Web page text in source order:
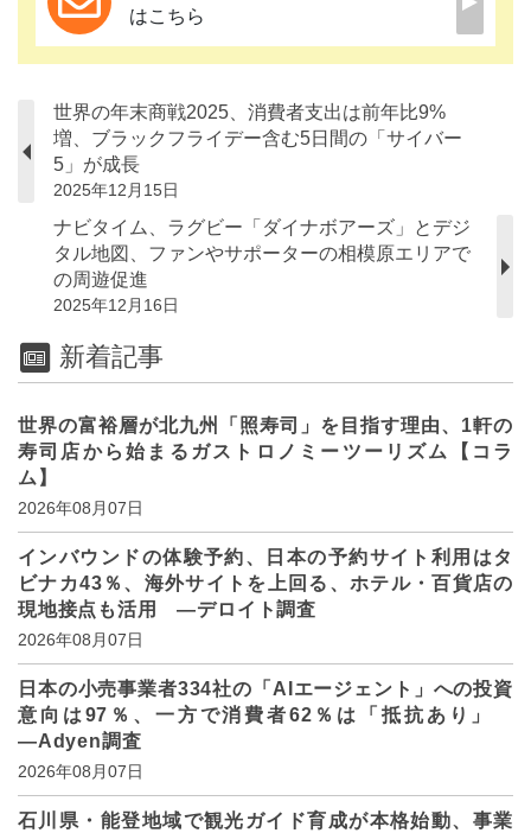
はこちら
世界の年末商戦2025、消費者支出は前年比9%
増、ブラックフライデー含む5日間の「サイバー
5」が成長
2025年12月15日
ナビタイム、ラグビー「ダイナボアーズ」とデジ
タル地図、ファンやサポーターの相模原エリアで
の周遊促進
2025年12月16日
新着記事
世界の富裕層が北九州「照寿司」を目指す理由、1軒の
寿司店から始まるガストロノミーツーリズム【コラ
ム】
2026年08月07日
インバウンドの体験予約、日本の予約サイト利用はタ
ビナカ43％、海外サイトを上回る、ホテル・百貨店の
現地接点も活用 ―デロイト調査
2026年08月07日
日本の小売事業者334社の「AIエージェント」への投資
意向は97％、一方で消費者62％は「抵抗あり」
―Adyen調査
2026年08月07日
石川県・能登地域で観光ガイド育成が本格始動、事業